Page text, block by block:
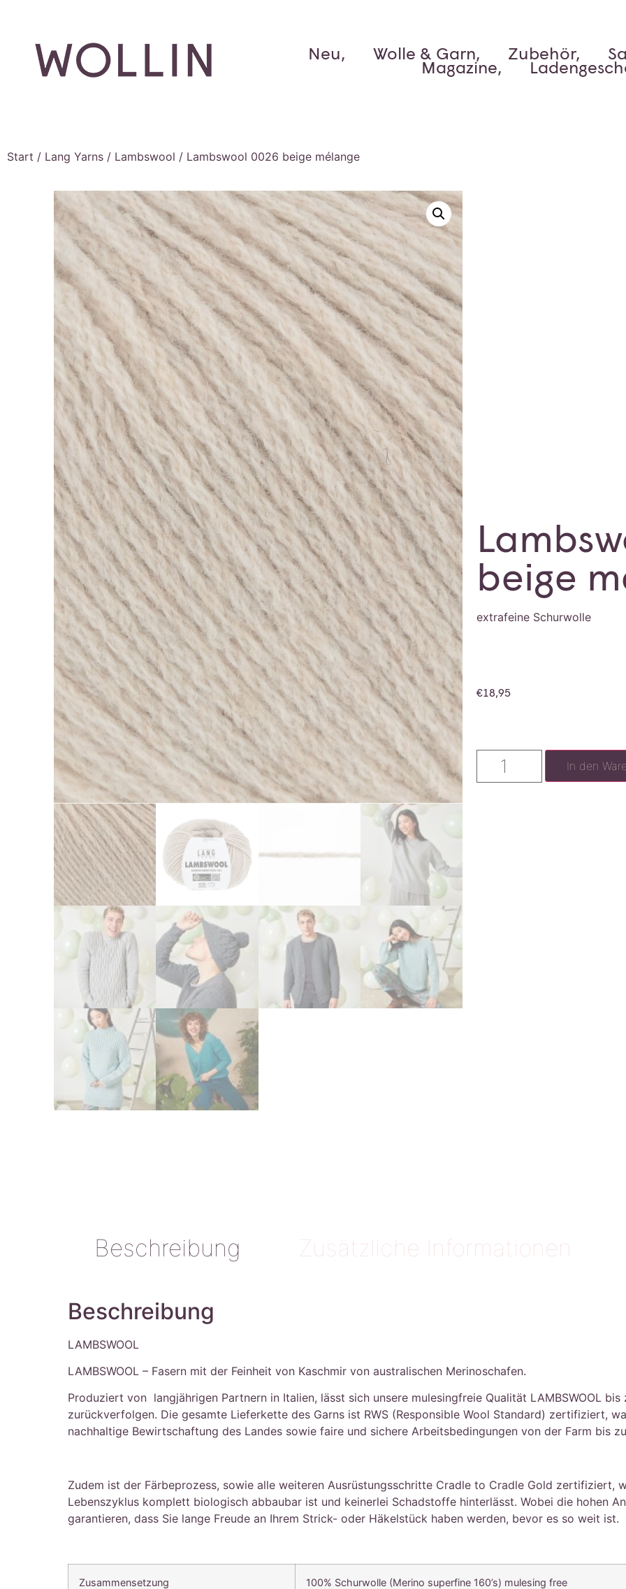
Neu, Wolle & Garn, Zubehör,
Magazine,
Start / Lang Yarns / Lambswool / Lambswool 0026 beige mélange
beige
extrafeine Schurwolle
€18,95
In den
Beschreibung Zusätzliche Informationen
Beschreibung
LAMBSWOOL
LAMBSWOOL – Fasern mit der Feinheit von Kaschmir von australischen Merinoschafen.
Produziert von langjährigen Partnern in Italien, lässt sich unsere mulesingfreie Qualität LAMBSWOOL
zurückverfolgen. Die gesamte Lieferkette des Garns ist RWS (Responsible Wool Standard) zertifiziert,
nachhaltige Bewirtschaftung des Landes sowie faire und sichere Arbeitsbedingungen von der Farm bis
Zudem ist der Färbeprozess, sowie alle weiteren Ausrüstungsschritte Cradle to Cradle Gold zertifiziert,
Lebenszyklus komplett biologisch abbaubar ist und keinerlei Schadstoffe hinterlässt. Wobei die hohen
garantieren, dass Sie lange Freude an Ihrem Strick- oder Häkelstück haben werden, bevor es so weit ist.
Zusammensetzung
100% Schurwolle (Merino superfine 160’s) mulesing free